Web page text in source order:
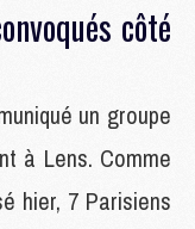
côté
un groupe
à Lens. Comme
hier, 7 Parisiens